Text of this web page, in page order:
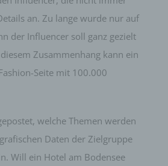
an. Zu lange wurde nur auf
der Influencer soll ganz gezielt
Zusammenhang kann ein
Seite mit 100.000
welche Themen werden
Daten der Zielgruppe
Will ein Hotel am Bodensee
persönlicher Vorlieben, Interessen,
oder Ortswechsel dieser
zugeordnet werden können, sofern
gesondert aufbewahrt werden und
Maßnahmen unterliegen, die
Daten nicht einer